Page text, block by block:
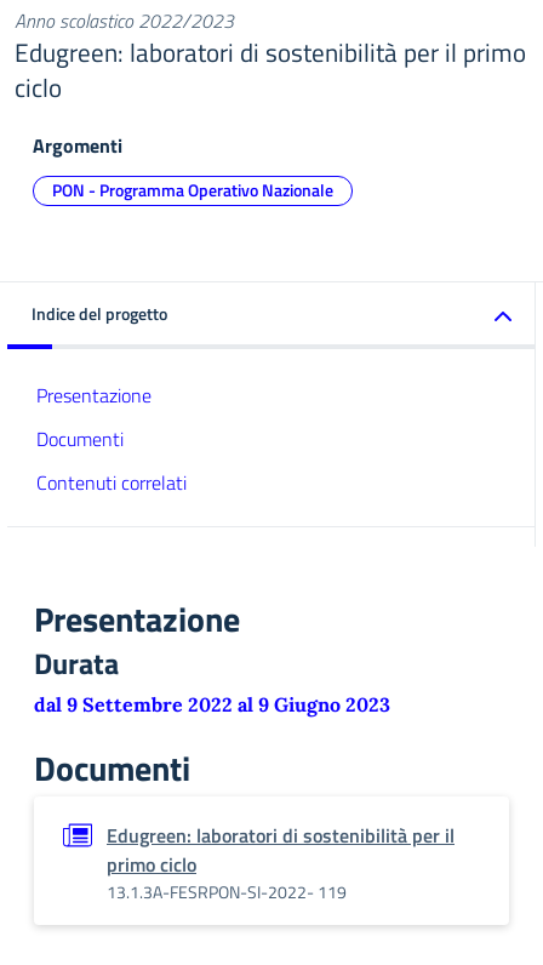
Anno scolastico 2022/2023
Edugreen: laboratori di sostenibilità per il primo
ciclo
Argomenti
PON - Programma Operativo Nazionale
Indice del progetto
Presentazione
Documenti
Contenuti correlati
Presentazione
Durata
dal 9 Settembre 2022 al 9 Giugno 2023
Documenti
Edugreen: laboratori di sostenibilità per il
primo ciclo
13.1.3A-FESRPON-SI-2022- 119